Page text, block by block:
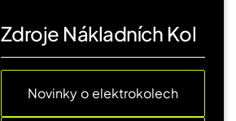
Zdroje Nákladních Kol
Novinky o elektrokolech